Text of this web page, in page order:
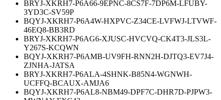
BRYJ-XKRH7-P6A66-9EPNC-8CS7F-7DP6M-LFUBY-
3YD3C-SV59P
BQYJ-XKRH7-P6A4W-HXPVC-Z34CE-LVFWJ-LTVWF-
46EQ8-BB3RD
BRYJ-XKRH7-P6AG6-XJUSC-HVCVQ-CK4T3-JLS3L-
Y267S-KCQWN
BQYJ-XKRH7-P6AMB-UV9FH-RNN2H-DJTQ3-EV7J4-
ZJNHA-JATSA
BRYJ-XKRH7-P6ALA-4SHNK-B85N4-WGNWH-
UCFFQ-BCAUX-AMJA6
BQYJ-XKRH7-P6AL8-NBM49-DPF7C-DHR7D-PJPW3-